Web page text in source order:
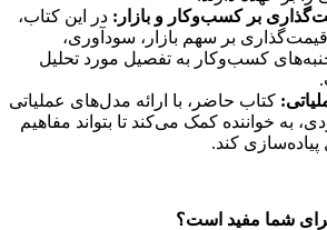
بر کسب‌وکار و بازار: در این کتاب،
بر سهم بازار، سودآوری،
کسب‌وکار به تفصیل مورد تحلیل
کتاب حاضر، با ارائه مدل‌های عملیاتی
به خواننده کمک می‌کند تا بتواند مفاهیم
کند.
شما مفید است؟